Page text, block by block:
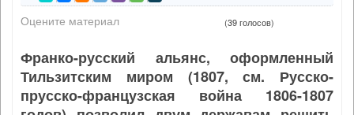
Оцените материал (39 голосов)
Франко-русский альянс, оформленный
Тильзитским миром (1807, см. Русско-
прусско-французская война 1806-1807